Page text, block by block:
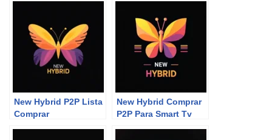
New Hybrid P2P Lista
Comprar
New Hybrid Comprar
P2P Para Smart Tv